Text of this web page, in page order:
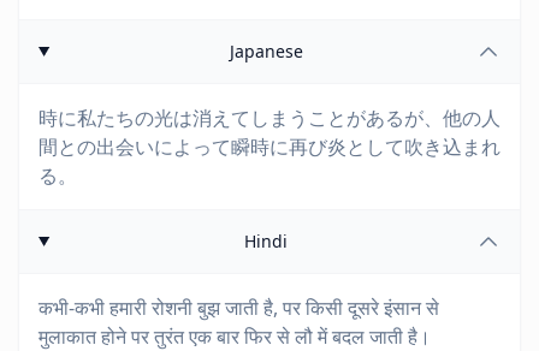
Japanese
時に私たちの光は消えてしまうことがあるが、他の人
間との出会いによって瞬時に再び炎として吹き込まれ
る。
Hindi
कभी-कभी हमारी रोशनी बुझ जाती है, पर किसी दूसरे इंसान से
मुलाकात होने पर तुरंत एक बार फिर से लौ में बदल जाती है।